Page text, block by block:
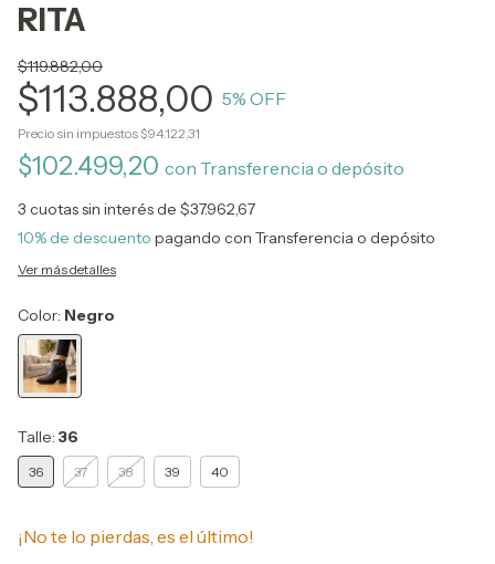
RITA
$119.882,00
$113.888,00 5% OFF
Precio sin impuestos $94.122,31
$102.499,20 con Transferencia o depósito
3 cuotas sin interés de $37.962,67
10% de descuento pagando con Transferencia o depósito
Ver más detalles
Color: Negro
Talle: 36
36 37 38 39 40
¡No te lo pierdas, es el último!